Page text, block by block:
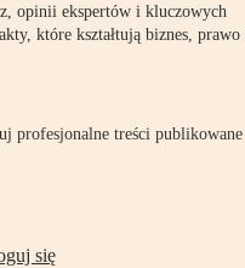
opinii ekspertów i kluczowych
które kształtują biznes, prawo
profesjonalne treści publikowane
się